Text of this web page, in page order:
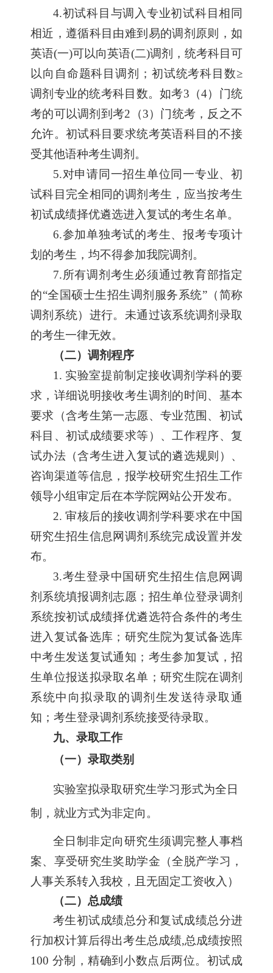
4.初试科目与调入专业初试科目相同
相近，遵循科目由难到易的调剂原则，如
英语(一)可以向英语(二)调剂，统考科目可
以向自命题科目调剂；初试统考科目数≥
调剂专业的统考科目数。如考3（4）门统
考的可以调剂到考2（3）门统考，反之不
允许。初试科目要求统考英语科目的不接
受其他语种考生调剂。
5.对申请同一招生单位同一专业、初
试科目完全相同的调剂考生，应当按考生
初试成绩择优遴选进入复试的考生名单。
6.参加单独考试的考生、报考专项计
划的考生，均不得参加我院调剂。
7.所有调剂考生必须通过教育部指定
的“全国硕士生招生调剂服务系统”（简称
调剂系统）进行。未通过该系统调剂录取
的考生一律无效。
（二）调剂程序
1. 实验室提前制定接收调剂学科的要
求，详细说明接收考生调剂的时间、基本
要求（含考生第一志愿、专业范围、初试
科目、初试成绩要求等）、工作程序、复
试办法（含考生进入复试的遴选规则）、
咨询渠道等信息，报学校研究生招生工作
领导小组审定后在本学院网站公开发布。
2.审核后的接收调剂学科要求在中国
研究生招生信息网调剂系统完成设置并发
布。
3.考生登录中国研究生招生信息网调
剂系统填报调剂志愿；招生单位登录调剂
系统按初试成绩择优遴选符合条件的考生
进入复试备选库；研究生院为复试备选库
中考生发送复试通知；考生参加复试，招
生单位报送拟录取名单；研究生院在调剂
系统中向拟录取的调剂生发送待录取通
知；考生登录调剂系统接受待录取。
九、录取工作
（一）录取类别
实验室拟录取研究生学习形式为全日
制，就业方式为非定向。
全日制非定向研究生须调完整人事档
案、享受研究生奖助学金（全脱产学习，
人事关系转入我校，且无固定工资收入）
（二）总成绩
考生初试成绩总分和复试成绩总分进
行加权计算后得出考生总成绩,总成绩按照
100 分制，精确到小数点后两位。初试成